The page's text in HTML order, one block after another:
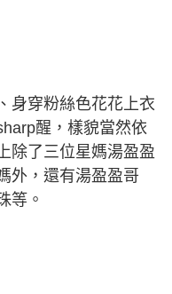
身穿粉絲色花花上衣
醒，樣貌當然依
除了三位星媽湯盈盈
外，還有湯盈盈哥
等。